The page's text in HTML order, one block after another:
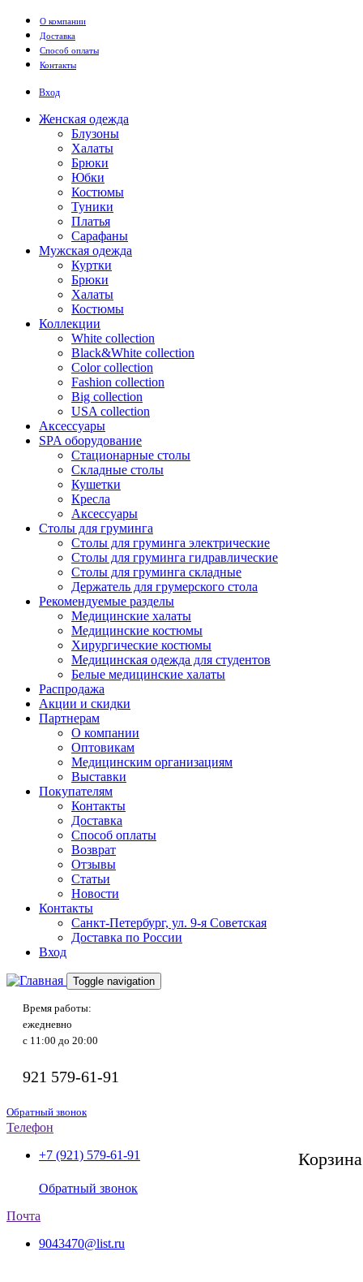
Перейти к основному содержанию
О компании
Доставка
Способ оплаты
Контакты
Вход
Женская одежда
Блузоны
Халаты
Брюки
Юбки
Костюмы
Туники
Платья
Сарафаны
Мужская одежда
Куртки
Брюки
Халаты
Костюмы
Коллекции
White collection
Black&White collection
Color collection
Fashion collection
Big collection
USA collection
Аксессуары
SPA оборудование
Стационарные столы
Складные столы
Кушетки
Кресла
Аксессуары
Столы для груминга
Столы для груминга электрические
Столы для груминга гидравлические
Столы для груминга складные
Держатель для грумерского стола
Рекомендуемые разделы
Медицинские халаты
Медицинские костюмы
Хирургические костюмы
Медицинская одежда для студентов
Белые медицинские халаты
Распродажа
Акции и скидки
Партнерам
О компании
Оптовикам
Медицинским организациям
Выставки
Покупателям
Контакты
Доставка
Способ оплаты
Возврат
Отзывы
Статьи
Новости
Контакты
Санкт-Петербург, ул. 9-я Советская
Доставка по России
Вход
Toggle navigation
Время работы:
ежедневно
с 11:00 до 20:00
921 579-61-91
Обратный звонок
Корзина
Телефон
+7 (921) 579-61-91
Обратный звонок
Почта
9043470@list.ru